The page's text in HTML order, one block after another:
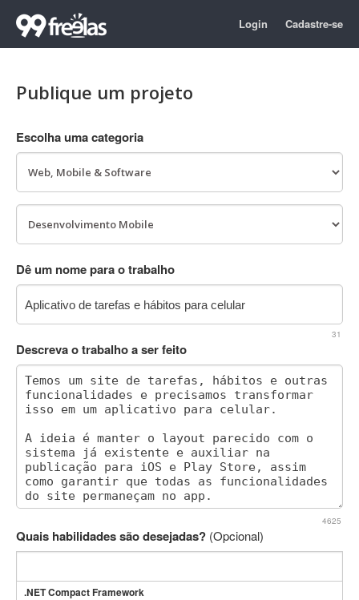
Login Cadastre-se
Publique um projeto
Escolha uma categoria
Dê um nome para o trabalho
31
Descreva o trabalho a ser feito
4625
Quais habilidades são desejadas? (Opcional)
.NET Compact Framework